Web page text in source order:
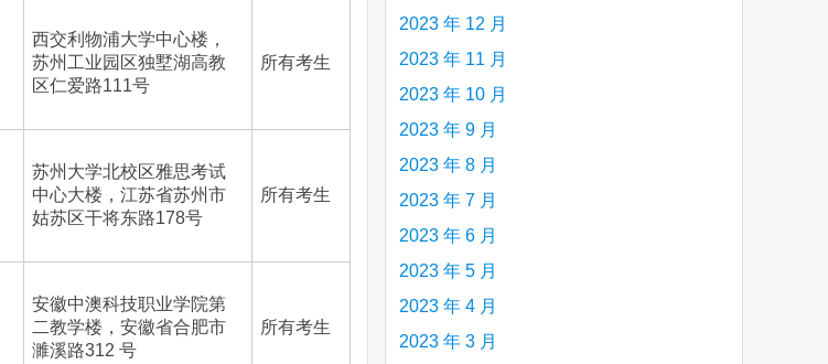
西交利物浦大学中心楼，
苏州工业园区独墅湖高教
区仁爱路111号
所有考生
苏州大学北校区雅思考试
中心大楼，江苏省苏州市
姑苏区干将东路178号
所有考生
安徽中澳科技职业学院第
二教学楼，安徽省合肥市
濉溪路312 号
所有考生
2023 年 12 月
2023 年 11 月
2023 年 10 月
2023 年 9 月
2023 年 8 月
2023 年 7 月
2023 年 6 月
2023 年 5 月
2023 年 4 月
2023 年 3 月